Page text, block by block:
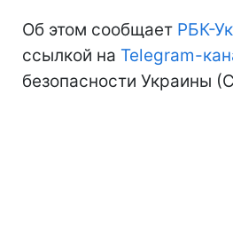
Об этом сообщает РБК-
ссылкой на Telegram-
безопасности Украины